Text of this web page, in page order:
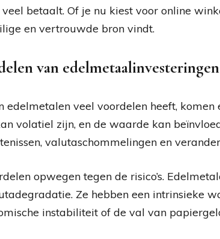
betaalt. Of je nu kiest voor online
en vertrouwde bron vindt.
van edelmetaalinvesteringen
edelmetalen veel voordelen heeft, komen
volatiel zijn, en de waarde kan
valutaschommelingen en
opwegen tegen de risico’s.
Ze hebben een intrinsieke
instabiliteit of de val van